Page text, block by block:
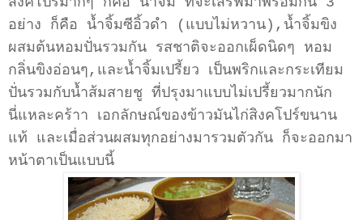
อย่าง ก็คือ น้ำจิ้มซีอิ้วดำ (แบบไม่หวาน),น้ำจิ้มขิง
ผสมต้นหอมปั่นรวมกัน รสชาติจะออกเผ็ดนิดๆ หอม
กลิ่นขิงอ่อนๆ,และน้ำจิ้มเปรี้ยว เป็นพริกและกระเทียม
ปั่นรวมกับน้ำส้มสายชู ที่ปรุงมาแบบไม่เปรี้ยวมากนัก
นี่แหละคร้าา เอกลักษณ์ของข้าวมันไก่สิงคโปร์ขนาน
แท้ และเมื่อส่วนผสมทุกอย่างมารวมตัวกัน ก็จะออกมา
หน้าตาเป็นแบบนี้